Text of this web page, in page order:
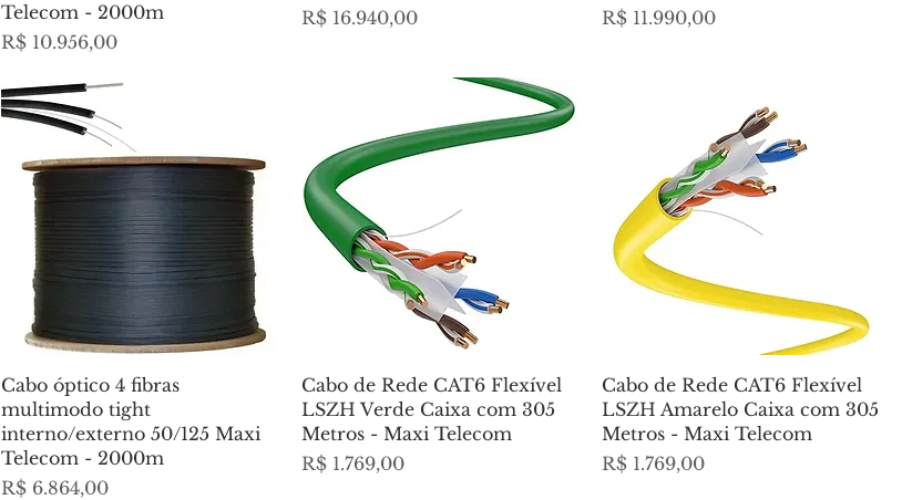
Telecom - 2000m
Preço
R$ 10.956,00
Preço
R$ 16.940,00
Preço
R$ 11.990,00
Cabo óptico 4 fibras
multimodo tight
interno/externo 50/125 Maxi
Telecom - 2000m
Preço
R$ 6.864,00
Cabo de Rede CAT6 Flexível
LSZH Verde Caixa com 305
Metros - Maxi Telecom
Preço
R$ 1.769,00
Cabo de Rede CAT6 Flexível
LSZH Amarelo Caixa com 305
Metros - Maxi Telecom
Preço
R$ 1.769,00